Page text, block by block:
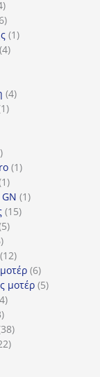
προϊόντα
4
προϊόντα
36
προϊόντα
11
44
44
11
3
προϊόντα
11
11
προϊόν
GN 11
1515
55
6
προϊόντα
1212
προϊόντα
66
προϊόντα
μοτέρ 55
4
προϊόντα
3
προϊόντα
3838
προϊόντα
22